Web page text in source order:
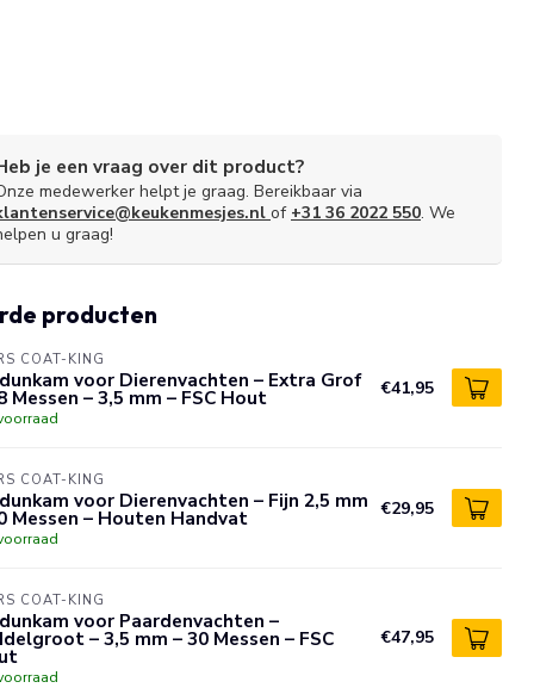
je een vraag over dit product?
medewerker helpt je graag. Bereikbaar via
of +31 36 2022 550. We
u graag!
producten
COAT-KING
voor Dierenvachten – Extra Grof
Messen – 3,5 mm – FSC Hout €41,95
COAT-KING
voor Dierenvachten – Fijn 2,5 mm
Messen – Houten Handvat €29,95
COAT-KING
voor Paardenvachten –
– 3,5 mm – 30 Messen – FSC €47,95